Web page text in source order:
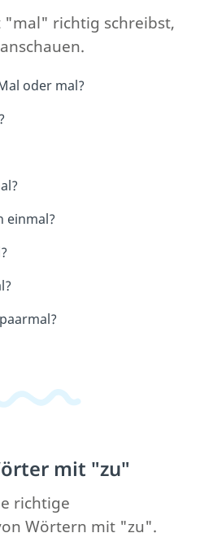
richtig schreibst,
oder mal?
einmal?
mit "zu"
richtige
Wörtern mit "zu".